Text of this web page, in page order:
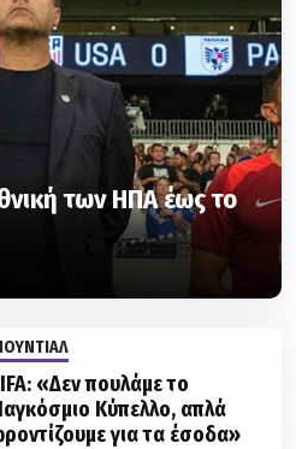
των ΗΠΑ έως το
Κύπελλο, απλά
για τα έσοδα»
| 14:35